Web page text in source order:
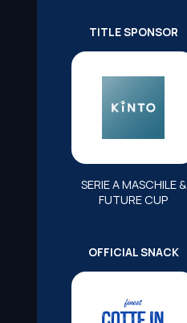
TITLE SPONSOR
SERIE A MASCHILE &
FUTURE CUP
OFFICIAL SNACK